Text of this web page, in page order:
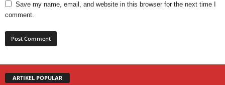
Save my name, email, and website in this browser for the next time I
comment.
ARTIKEL POPULAR